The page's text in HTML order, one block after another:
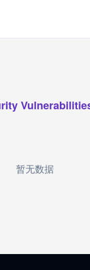
暂无数据